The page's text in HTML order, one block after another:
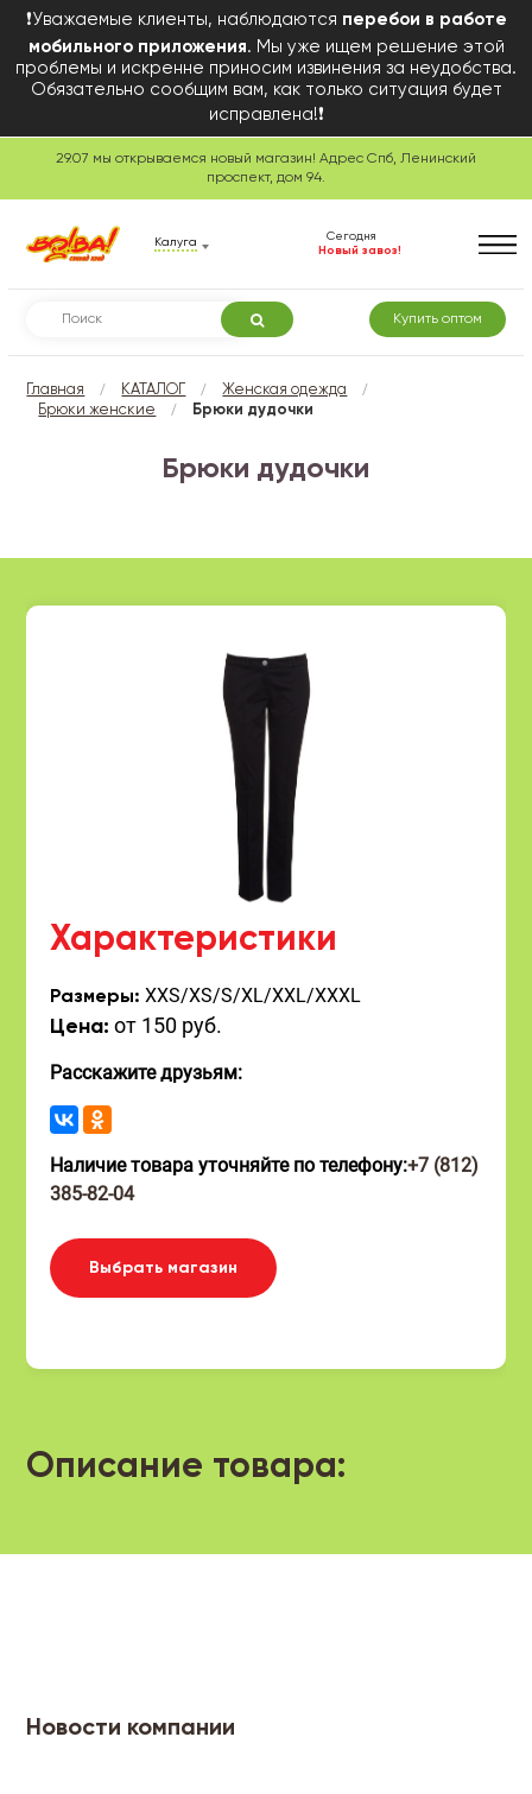
❗Уважаемые клиенты, наблюдаются перебои в работе
мобильного приложения. Мы уже ищем решение этой
проблемы и искренне приносим извинения за неудобства.
Обязательно сообщим вам, как только ситуация будет
исправлена!❗
29.07 мы открываемся новый магазин! Адрес Спб, Ленинский
проспект, дом 94.
Калуга
Сегодня
Новый завоз!
Купить оптом
Главная / КАТАЛОГ / Женская одежда /
Брюки женские / Брюки дудочки
Брюки дудочки
Характеристики
Размеры:XXS/XS/S/XL/XXL/XXXL
Цена: от 150 руб.
Расскажите друзьям:
Наличие товара уточняйте по телефону:+7 (812)
385-82-04
Выбрать магазин
Описание товара:
Новости компании